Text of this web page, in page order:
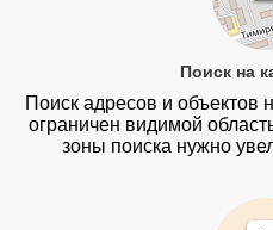
Поиск на
Поиск адресов и объектов
ограничен видимой
зоны поиска нужно